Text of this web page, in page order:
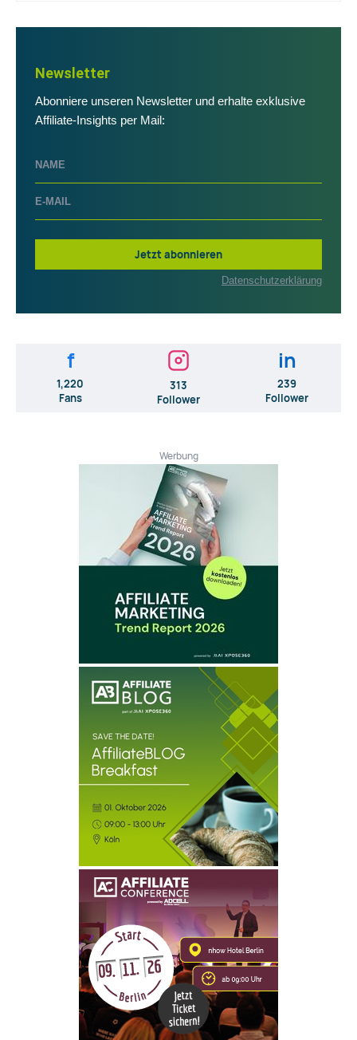
Newsletter
Abonniere unseren Newsletter und erhalte exklusive
Affiliate-Insights per Mail:
Jetzt abonnieren
Datenschutzerklärung
f
1,220
Fans
313
Follower
in
239
Follower
Werbung